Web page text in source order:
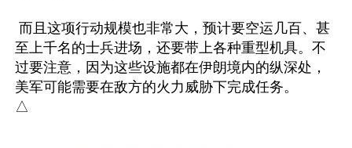
至上千名的士兵进场，还要带上各种重型机具。不
过要注意，因为这些设施都在伊朗境内的纵深处，
美军可能需要在敌方的火力威胁下完成任务。